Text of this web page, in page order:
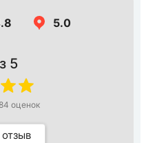
5.0
5
оценок